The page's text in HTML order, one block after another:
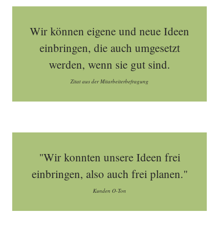
Wir können eigene und neue Ideen
einbringen, die auch umgesetzt
werden, wenn sie gut sind.
Zitat aus der Mitarbeiterbefragung
"Wir konnten unsere Ideen frei
einbringen, also auch frei planen."
Kunden O-Ton